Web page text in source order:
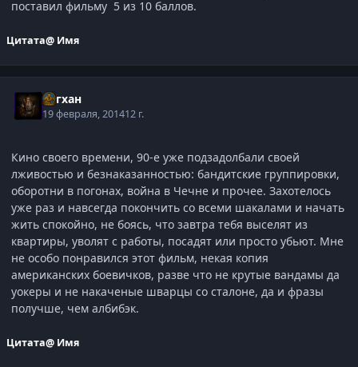
поставил фильму 5 из 10 баллов.
Цитата@ Имя
Асгхан
19 февраля, 201412 г.
Кино своего времени, 90-е уже подзадолбали своей
лживостью и безнаказанностью: бандитские группировки,
оборотни в погонах, война в Чечне и прочее. Захотелось
уже раз и навсегда покончить со всеми шакалами и начать
жить спокойно, не боясь, что завтра тебя выселят из
квартиры, уволят с работы, посадят или просто убьют. Мне
не особо понравился этот фильм, некая копия
американских боевичков, разве что не крутые вандамы да
уокеры и не накаченые шварцы со сталоне, да и фразы
получше, чем албибэк.
Цитата@ Имя